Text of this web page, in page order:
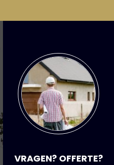
VRAGEN? OFFERTE?